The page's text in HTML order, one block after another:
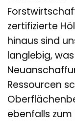
zertifizierte
hinaus sind
langlebig,
Ressourcen
ebenfalls zum